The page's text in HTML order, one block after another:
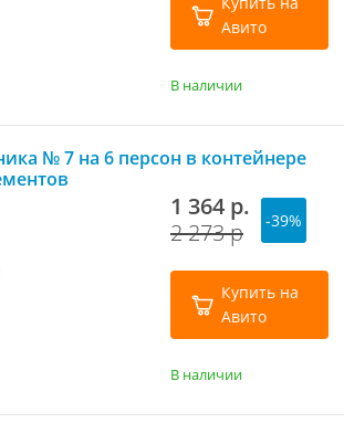
Авито
В наличии
№ 7 на 6 персон в контейнере
1 364 р.
2 273 р
-39%
Купить на
Авито
В наличии